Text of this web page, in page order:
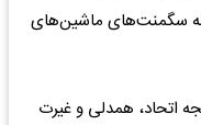
سگمنت‌های ماشین‌های
اتحاد، همدلی و غیرت